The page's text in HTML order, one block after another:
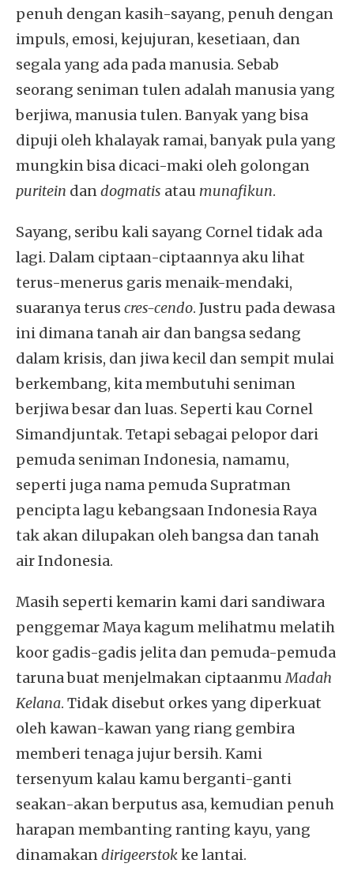
penuh dengan kasih-sayang, penuh dengan
impuls, emosi, kejujuran, kesetiaan, dan
segala yang ada pada manusia. Sebab
seorang seniman tulen adalah manusia yang
berjiwa, manusia tulen. Banyak yang bisa
dipuji oleh khalayak ramai, banyak pula yang
mungkin bisa dicaci-maki oleh golongan
puritein dandogmatis atau munafikun.
Sayang, seribu kali sayang Cornel tidak ada
lagi. Dalam ciptaan-ciptaannya aku lihat
terus-menerus garis menaik-mendaki,
suaranya terus cres-cendo. Justru pada dewasa
ini dimana tanah air dan bangsa sedang
dalam krisis, dan jiwa kecil dan sempit mulai
berkembang, kita membutuhi seniman
berjiwa besar dan luas. Seperti kau Cornel
Simandjuntak. Tetapi sebagai pelopor dari
pemuda seniman Indonesia, namamu,
seperti juga nama pemuda Supratman
pencipta lagu kebangsaan Indonesia Raya
tak akan dilupakan oleh bangsa dan tanah
air Indonesia.
Masih seperti kemarin kami dari sandiwara
penggemar Maya kagum melihatmu melatih
koor gadis-gadis jelita dan pemuda-pemuda
taruna buat menjelmakan ciptaanmuMadah
Kelana. Tidak disebut orkes yang diperkuat
oleh kawan-kawan yang riang gembira
memberi tenaga jujur bersih. Kami
tersenyum kalau kamu berganti-ganti
seakan-akan berputus asa, kemudian penuh
harapan membanting ranting kayu, yang
dinamakandirigeerstokke lantai.